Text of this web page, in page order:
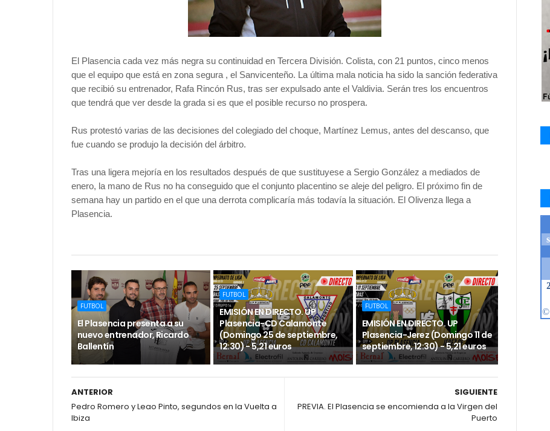
El Plasencia cada vez más negra su continuidad en Tercera División. Colista, con 21 puntos, cinco menos
que el equipo que está en zona segura , el Sanvicenteño. La última mala noticia ha sido la sanción federativa
que recibió su entrenador, Rafa Rincón Rus, tras ser expulsado ante el Valdivia. Serán tres los encuentros
que tendrá que ver desde la grada si es que el posible recurso no prospera.
Rus protestó varias de las decisiones del colegiado del choque, Martínez Lemus, antes del descanso, que
fue cuando se produjo la decisión del árbitro.
Tras una ligera mejoría en los resultados después de que sustituyese a Sergio González a mediados de
enero, la mano de Rus no ha conseguido que el conjunto placentino se aleje del peligro. El próximo fin de
semana hay un partido en el que una derrota complicaría más todavía la situación. El Olivenza llega a
Plasencia.
FUTBOL
El Plasencia presenta a su
nuevo entrenador, Ricardo
Ballentín
FUTBOL
EMISIÓN EN DIRECTO. UP
Plasencia-CD Calamonte
(Domingo 25 de septiembre,
12:30) - 5,21 euros
FUTBOL
EMISIÓN EN DIRECTO. UP
Plasencia-Jerez (Domingo 11 de
septiembre, 12:30) - 5,21 euros
SIGUIENTE
PREVIA. El Plasencia se encomienda a la Virgen del
Puerto
ANTERIOR
Pedro Romero y Leao Pinto, segundos en la Vuelta a
Ibiza